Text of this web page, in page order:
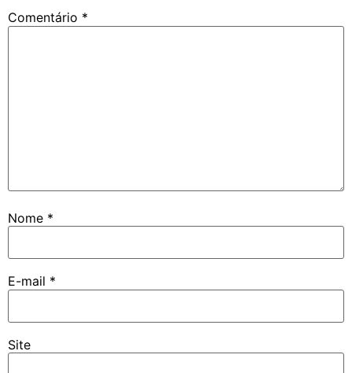
Comentário *
Nome *
E-mail *
Site